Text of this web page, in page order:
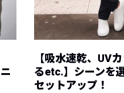
【吸水速乾、UV
るetc.】シーンを
セットアップ！